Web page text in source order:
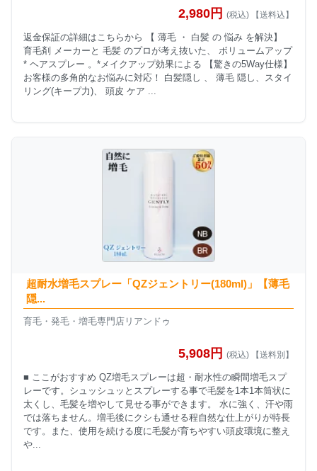
2,980円 (税込) 【送料込】
返金保証の詳細はこちらから 【 薄毛 ・ 白髪 の 悩み を解決】
育毛剤 メーカーと 毛髪 のプロが考え抜いた、 ボリュームアップ
* ヘアスプレー 。*メイクアップ効果による 【驚きの5Way仕様】
お客様の多角的なお悩みに対応！ 白髪隠し 、 薄毛 隠し、スタイ
リング(キープ力)、 頭皮 ケア ...
超耐水増毛スプレー「QZジェントリー(180ml)」【薄毛
隠...
育毛・発毛・増毛専門店リアンドゥ
5,908円 (税込) 【送料別】
■ ここがおすすめ QZ増毛スプレーは超・耐水性の瞬間増毛スプ
レーです。シュッシュッとスプレーする事で毛髪を1本1本筒状に
太くし、毛髪を増やして見せる事ができます。 水に強く、汗や雨
では落ちません。増毛後にクシも通せる程自然な仕上がりが特長
です。また、使用を続ける度に毛髪が育ちやすい頭皮環境に整え
や...